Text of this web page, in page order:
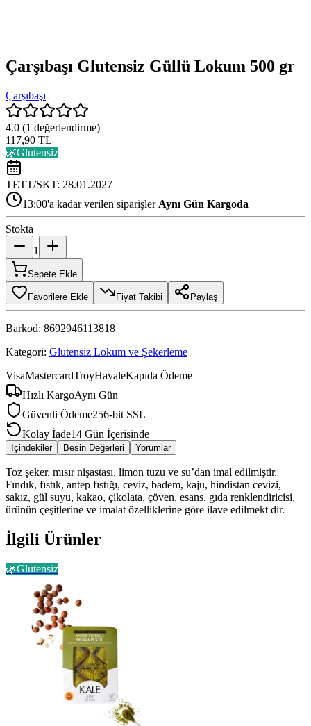
Çarşıbaşı Glutensiz Güllü Lokum 500 gr
Çarşıbaşı
4.0 (1 değerlendirme)
117,90 TL
🌿Glutensiz
TETT/SKT: 28.01.2027
13:00'a kadar verilen siparişler Aynı Gün Kargoda
Stokta
1
Sepete Ekle
Favorilere Ekle Fiyat Takibi Paylaş
Barkod: 8692946113818
Kategori: Glutensiz Lokum ve Şekerleme
VisaMastercardTroyHavaleKapıda Ödeme
Hızlı KargoAynı Gün
Güvenli Ödeme256-bit SSL
Kolay İade14 Gün İçerisinde
İçindekiler Besin Değerleri Yorumlar
Toz şeker, mısır nişastası, limon tuzu ve su’dan imal edilmiştir.
Fındık, fıstık, antep fıstığı, ceviz, badem, kaju, hindistan cevizi,
sakız, gül suyu, kakao, çikolata, çöven, esans, gıda renklendiricisi,
ürünün çeşitlerine ve imalat özelliklerine göre ilave edilmekt dir.
İlgili Ürünler
🌿Glutensiz